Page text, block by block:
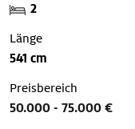
2
Länge
541 cm
Preisbereich
50.000 - 75.000 €